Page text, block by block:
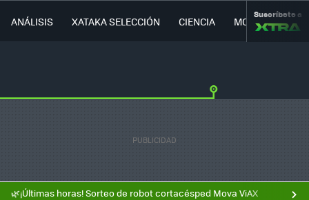
ANÁLISIS XATAKA SELECCIÓN CIENCIA MOVILIDAD
Suscríbete a
🌿¡Últimas horas! Sorteo de robot cortacésped Mova ViAX